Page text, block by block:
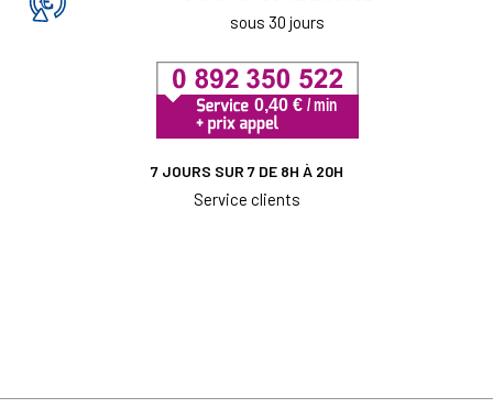
sous 30 jours
7 JOURS SUR 7 DE 8H À 20H
Service clients